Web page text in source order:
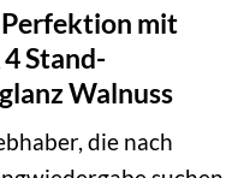
Perfektion mit
Stand-
Walnuss
die nach